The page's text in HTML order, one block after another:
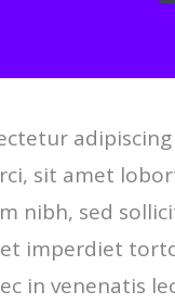
sit amet
nibh, sed
imperdiet
in venenatis